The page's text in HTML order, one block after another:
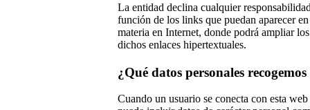
La entidad declina cualquier
función de los links que puedan aparecer
materia en Internet, donde podrá ampliar
dichos enlaces hipertextuales.
¿Qué datos personales
Cuando un usuario se conecta con esta